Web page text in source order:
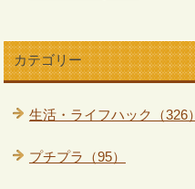
カテゴリー
生活・ライフハック（326）
プチプラ（95）